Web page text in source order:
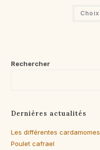
Rechercher
Dernières actualités
Les différentes cardamomes
Poulet cafrael